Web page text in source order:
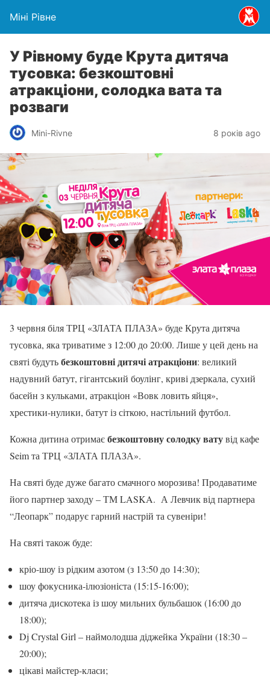
Міні Рівне
У Рівному буде Крута дитяча
тусовка: безкоштовні
атракціони, солодка вата та
розваги
Mini-Rivne 8 років ago
3 червня біля ТРЦ «ЗЛАТА ПЛАЗА» буде Крута дитяча
тусовка, яка триватиме з 12:00 до 20:00. Лише у цей день на
святі будутьбезкоштовні дитячі атракціони: великий
надувний батут, гігантський боулінг, криві дзеркала, сухий
басейн з кульками, атракціон «Вовк ловить яйця»,
хрестики-нулики, батут із сіткою, настільний футбол.
Кожна дитина отримаєбезкоштовну солодку ватувід кафе
Seim та ТРЦ «ЗЛАТА ПЛАЗА».
На святі буде дуже багато смачного морозива! Продаватиме
його партнер заходу – ТМ LASKA. А Левчик від партнера
“Леопарк” подарує гарний настрій та сувеніри!
На святі також буде:
кріо-шоу із рідким азотом (з 13:50 до 14:30);
шоу фокусника-ілюзіоніста (15:15-16:00);
дитяча дискотека із шоу мильних бульбашок (16:00 до
18:00);
Dj Crystal Girl – наймолодша діджейка України (18:30 –
20:00);
цікаві майстер-класи;